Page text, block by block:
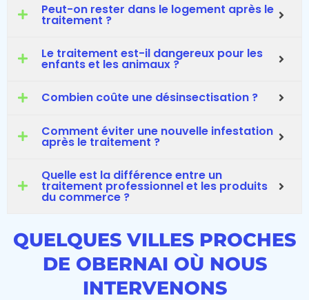
Peut-on rester dans le logement après le
traitement ?
Le traitement est-il dangereux pour les
enfants et les animaux ?
Combien coûte une désinsectisation ?
Comment éviter une nouvelle infestation
après le traitement ?
Quelle est la différence entre un
traitement professionnel et les produits
du commerce ?
QUELQUES VILLES PROCHES
DE OBERNAI OÙ NOUS
INTERVENONS